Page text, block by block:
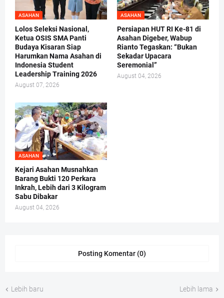
ASAHAN
Lolos Seleksi Nasional,
Ketua OSIS SMA Panti
Budaya Kisaran Siap
Harumkan Nama Asahan di
Indonesia Student
Leadership Training 2026
August 07, 2026
ASAHAN
Persiapan HUT RI Ke-81 di
Asahan Digeber, Wabup
Rianto Tegaskan: “Bukan
Sekadar Upacara
Seremonial”
August 04, 2026
ASAHAN
Kejari Asahan Musnahkan
Barang Bukti 120 Perkara
Inkrah, Lebih dari 3 Kilogram
Sabu Dibakar
August 04, 2026
Posting Komentar (0)
Lebih baru Lebih lama